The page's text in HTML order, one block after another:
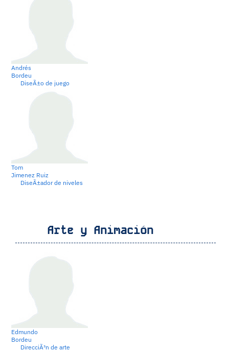
Andrés
Bordeu
DiseÃ±o de juego
Tom
Jimenez Ruiz
DiseÃ±ador de niveles
Arte y Animación
Edmundo
Bordeu
DirecciÃ³n de arte